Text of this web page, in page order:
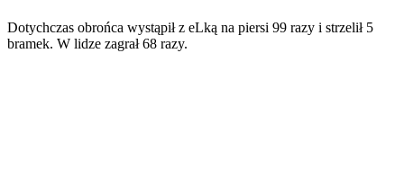
Dotychczas obrońca wystąpił z eLką na piersi 99 razy i strzelił 5
bramek. W lidze zagrał 68 razy.